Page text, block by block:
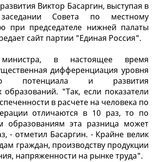
Виктор Басаргин, выступая в
Совета по местному
при председателе нижней палаты
сайт партии "Единая Россия".
в настоящее время
дифференциация уровня
потенциала и развития
"Так, если показатели
в расчете на человека по
отличаются в 10 раз, то по
образованиям эта разница может
- отметил Басаргин. - Крайне велик
граждан, производству продукции
напряженности на рынке труда".